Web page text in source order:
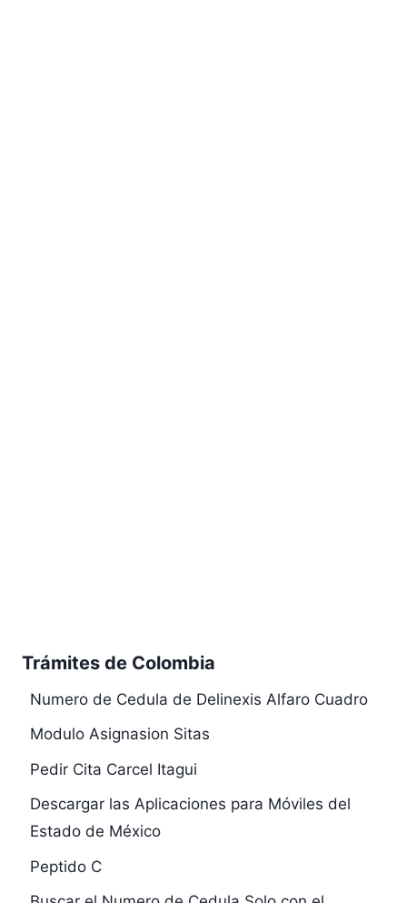
Trámites de Colombia
Numero de Cedula de Delinexis Alfaro Cuadro
Modulo Asignasion Sitas
Pedir Cita Carcel Itagui
Descargar las Aplicaciones para Móviles del
Estado de México
Peptido C